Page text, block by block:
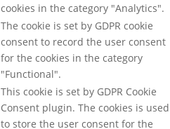
cookies in the category "Analytics".
The cookie is set by GDPR cookie
consent to record the user consent
for the cookies in the category
"Functional".
This cookie is set by GDPR Cookie
Consent plugin. The cookies is used
to store the user consent for the